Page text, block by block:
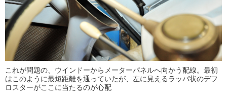
これが問題の、ウインドーからメーターパネルへ向かう配線。最初
はこのように最短距離を通っていたが、左に見えるラッパ状のデフ
ロスターがここに当たるのが心配